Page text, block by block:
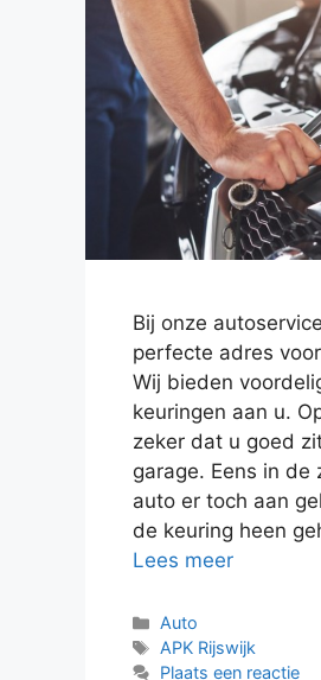
Bij onze
perfecte adres
Wij bieden
keuringen aan u.
zeker dat u goed
garage. Eens in
auto er toch aan
de keuring heen
Lees meer
Categorieën
Auto
Tags
APK Rijswijk
Plaats een reactie